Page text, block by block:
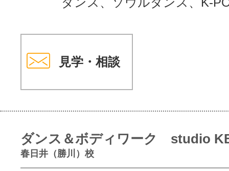
見学・相談
ダンス＆ボディワーク studio
春日井（勝川）校